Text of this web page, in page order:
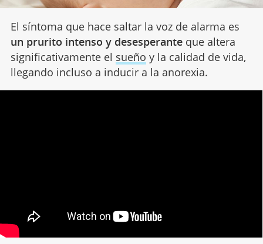
El síntoma que hace saltar la voz de alarma es
un prurito intenso y desesperanteque altera
significativamente el sueño y la calidad de vida,
llegando incluso a inducir a la anorexia.